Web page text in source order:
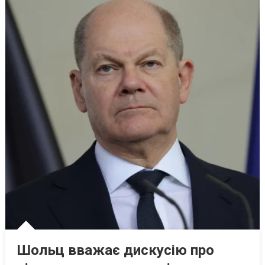
Шольц вважає дискусію про